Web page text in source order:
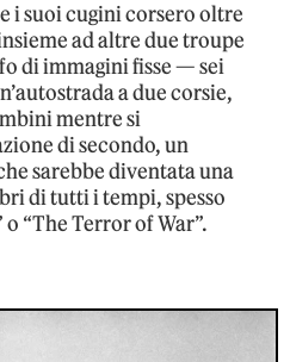
i suoi cugini corsero oltre
ad altre due troupe
di immagini fisse — sei
a due corsie,
mentre si
di secondo, un
sarebbe diventata una
di tutti i tempi, spesso
“The Terror of War”.